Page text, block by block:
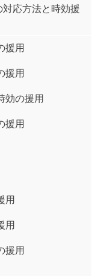
応方法と時効援
援用
援用
効の援用
援用
用
用
援用